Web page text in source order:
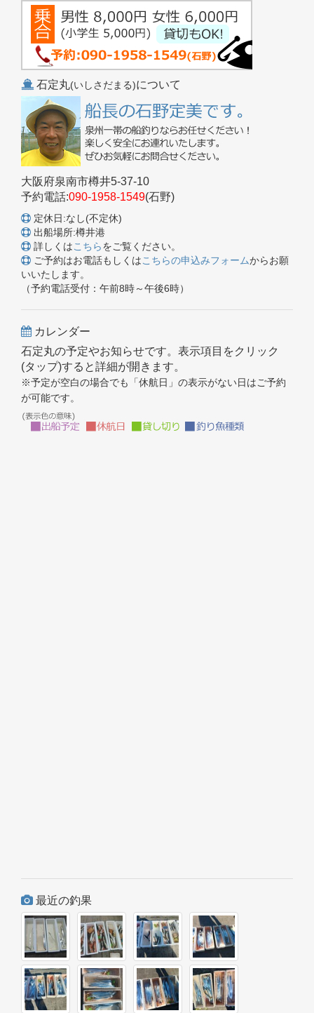
石定丸(いしさだまる)について
大阪府泉南市樽井5-37-10
予約電話:090-1958-1549(石野)
定休日:なし(不定休)
出船場所:樽井港
詳しくはこちらをご覧ください。
ご予約はお電話もしくはこちらの申込みフォームからお願
いいたします。
（予約電話受付：午前8時～午後6時）
カレンダー
石定丸の予定やお知らせです。表示項目をクリック
(タップ)すると詳細が開きます。
※予定が空白の場合でも「休航日」の表示がない日はご予約
が可能です。
最近の釣果